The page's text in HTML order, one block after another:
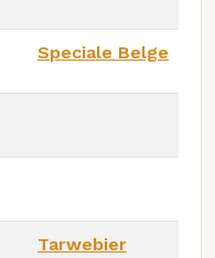
Speciale Belge
Tarwebier